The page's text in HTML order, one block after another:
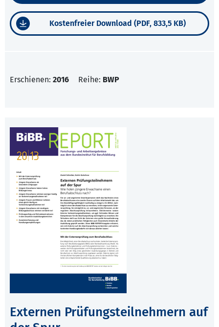
Kostenfreier Download (PDF, 833,5 KB)
Erschienen: 2016 Reihe: BWP
Externen Prüfungsteilnehmern auf